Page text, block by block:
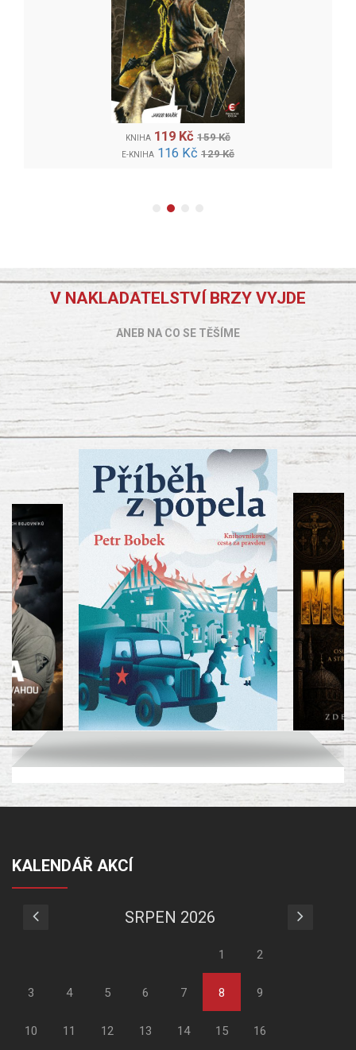
KNIHA 119 Kč 159 Kč
E-KNIHA 116 Kč 129 Kč
V NAKLADATELSTVÍ BRZY VYJDE
ANEB NA CO SE TĚŠÍME
KALENDÁŘ AKCÍ
SRPEN 2026
1 2
3 4 5 6 7 8 9
10 11 12 13 14 15 16